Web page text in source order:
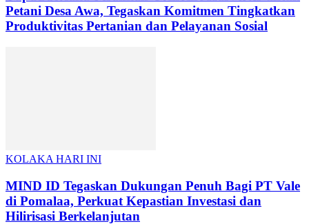
Petani Desa Awa, Tegaskan Komitmen Tingkatkan
Produktivitas Pertanian dan Pelayanan Sosial
KOLAKA HARI INI
MIND ID Tegaskan Dukungan Penuh Bagi PT Vale
di Pomalaa, Perkuat Kepastian Investasi dan
Hilirisasi Berkelanjutan